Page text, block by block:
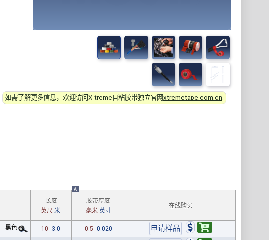
如需了解更多信息，欢迎访问X-treme自粘胶带独立官网xtremetape.com.cn.
长度
英尺 米
A
胶带厚度
毫米 英寸
在线购买
-- 黑色 10 3.0 0.5 0.020